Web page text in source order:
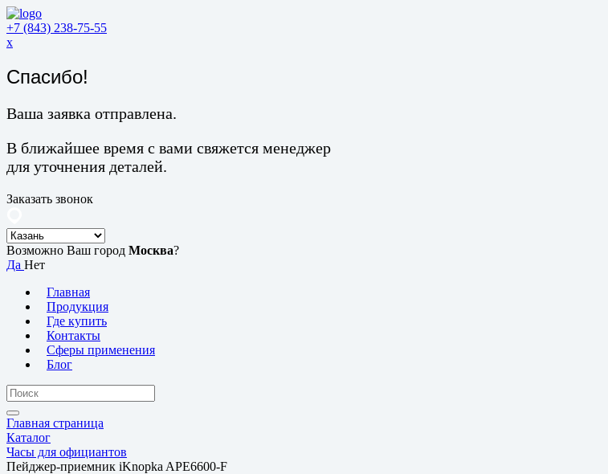
+7 (843) 238-75-55
x
Спасибо!
Ваша заявка отправлена.
В ближайшее время с вами свяжется менеджер
для уточнения деталей.
Заказать звонок
Возможно Ваш город Москва?
Да Нет
Главная
Продукция
Где купить
Контакты
Сферы применения
Блог
Главная страница
Каталог
Часы для официантов
Пейджер-приемник iKnopka APE6600-F